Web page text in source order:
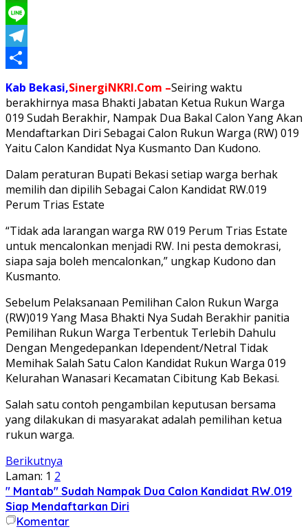
WhatsApp
Line
Telegram
Share
Kab Bekasi,SinergiNKRI.Com –Seiring waktu
berakhirnya masa Bhakti Jabatan Ketua Rukun Warga
019 Sudah Berakhir, Nampak Dua Bakal Calon Yang Akan
Mendaftarkan Diri Sebagai Calon Rukun Warga (RW) 019
Yaitu Calon Kandidat Nya Kusmanto Dan Kudono.
Dalam peraturan Bupati Bekasi setiap warga berhak
memilih dan dipilih Sebagai Calon Kandidat RW.019
Perum Trias Estate
“Tidak ada larangan warga RW 019 Perum Trias Estate
untuk mencalonkan menjadi RW. Ini pesta demokrasi,
siapa saja boleh mencalonkan,” ungkap Kudono dan
Kusmanto.
Sebelum Pelaksanaan Pemilihan Calon Rukun Warga
(RW)019 Yang Masa Bhakti Nya Sudah Berakhir panitia
Pemilihan Rukun Warga Terbentuk Terlebih Dahulu
Dengan Mengedepankan Idependent/Netral Tidak
Memihak Salah Satu Calon Kandidat Rukun Warga 019
Kelurahan Wanasari Kecamatan Cibitung Kab Bekasi.
Salah satu contoh pengambilan keputusan bersama
yang dilakukan di masyarakat adalah pemilihan ketua
rukun warga.
Berikutnya
Laman: 1 2
" Mantab" Sudah Nampak Dua Calon Kandidat RW.019
Siap Mendaftarkan Diri
Komentar